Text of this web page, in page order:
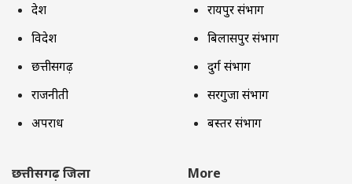
देश
विदेश
छत्तीसगढ़
राजनीती
अपराध
रायपुर संभाग
बिलासपुर संभाग
दुर्ग संभाग
सरगुजा संभाग
बस्तर संभाग
छत्तीसगढ़ जिला More